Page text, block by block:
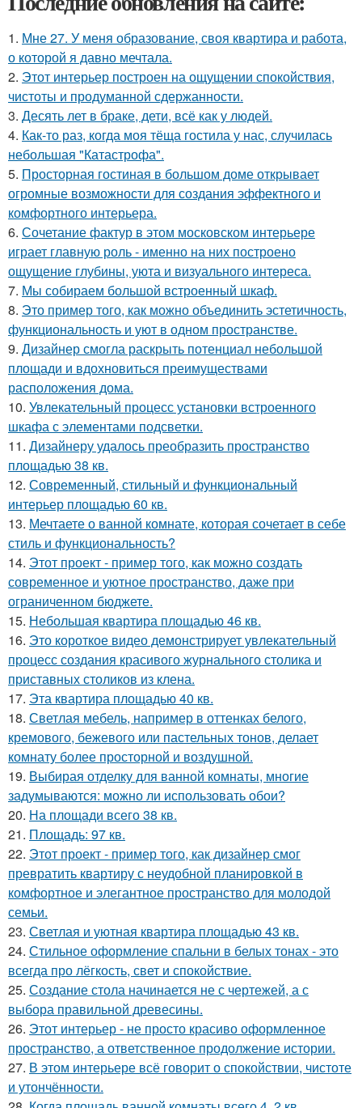
1. Мне 27. У меня образование, своя квартира и работа,
о которой я давно мечтала.
2. Этот интерьер построен на ощущении спокойствия,
чистоты и продуманной сдержанности.
3. Десять лет в браке, дети, всё как у людей.
4. Как-то раз, когда моя тёща гостила у нас, случилась
небольшая "Катастрофа".
5. Просторная гостиная в большом доме открывает
огромные возможности для создания эффектного и
комфортного интерьера.
6. Сочетание фактур в этом московском интерьере
играет главную роль - именно на них построено
ощущение глубины, уюта и визуального интереса.
7. Мы собираем большой встроенный шкаф.
8. Это пример того, как можно объединить эстетичность,
функциональность и уют в одном пространстве.
9. Дизайнер смогла раскрыть потенциал небольшой
площади и вдохновиться преимуществами
расположения дома.
10. Увлекательный процесс установки встроенного
шкафа с элементами подсветки.
11. Дизайнеру удалось преобразить пространство
площадью 38 кв.
12. Современный, стильный и функциональный
интерьер площадью 60 кв.
13. Мечтаете о ванной комнате, которая сочетает в себе
стиль и функциональность?
14. Этот проект - пример того, как можно создать
современное и уютное пространство, даже при
ограниченном бюджете.
15. Небольшая квартира площадью 46 кв.
16. Это короткое видео демонстрирует увлекательный
процесс создания красивого журнального столика и
приставных столиков из клена.
17. Эта квартира площадью 40 кв.
18. Светлая мебель, например в оттенках белого,
кремового, бежевого или пастельных тонов, делает
комнату более просторной и воздушной.
19. Выбирая отделку для ванной комнаты, многие
задумываются: можно ли использовать обои?
20. На площади всего 38 кв.
21. Площадь: 97 кв.
22. Этот проект - пример того, как дизайнер смог
превратить квартиру с неудобной планировкой в
комфортное и элегантное пространство для молодой
семьи.
23. Светлая и уютная квартира площадью 43 кв.
24. Стильное оформление спальни в белых тонах - это
всегда про лёгкость, свет и спокойствие.
25. Создание стола начинается не с чертежей, а с
выбора правильной древесины.
26. Этот интерьер - не просто красиво оформленное
пространство, а ответственное продолжение истории.
27. В этом интерьере всё говорит о спокойствии, чистоте
и утончённости.